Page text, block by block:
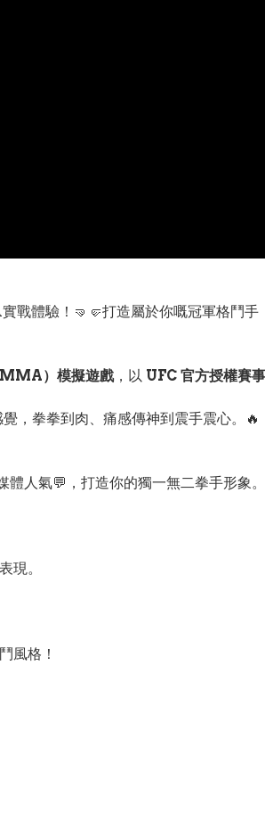
戰體驗！🤜🤛打造屬於你嘅冠軍格鬥手
）模擬遊戲，以 UFC 官方授權賽事
，拳拳到肉、痛感傳神到震手震心。🔥
人氣💬，打造你的獨一無二拳手形象。
現。
風格！